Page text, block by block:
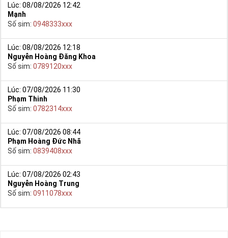
Lúc: 08/08/2026 12:42
Mạnh
Số sim: 0948333xxx
Lúc: 08/08/2026 12:18
Nguyễn Hoàng Đăng Khoa
Số sim: 0789120xxx
Lúc: 07/08/2026 11:30
Phạm Thinh
Số sim: 0782314xxx
Lúc: 07/08/2026 08:44
Phạm Hoàng Đức Nhã
Số sim: 0839408xxx
Lúc: 07/08/2026 02:43
Nguyễn Hoàng Trung
Số sim: 0911078xxx